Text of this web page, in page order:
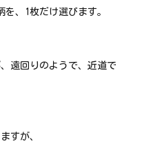
、1枚だけ選びます。
遠回りのようで、近道で
すが、